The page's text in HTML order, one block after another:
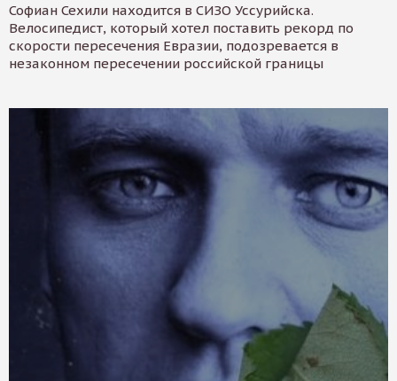
Софиан Сехили находится в СИЗО Уссурийска.
Велосипедист, который хотел поставить рекорд по
скорости пересечения Евразии, подозревается в
незаконном пересечении российской границы